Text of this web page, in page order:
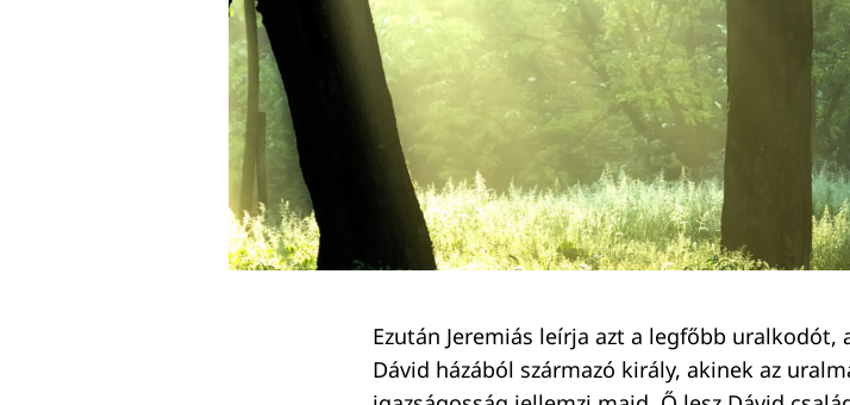
Ezután Jeremiás leírja azt a legfőbb
Dávid házából származó király, akinek az